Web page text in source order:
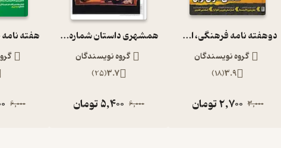
دوهفته نامه فرهنگی، اجتماعی دانستنیها شماره 215
گروه نویسندگان
3.9
(
18
)
3,000
2,700تومان
همشهری داستان شماره 93
گروه نویسندگان
3.7
(
25
)
6,000
5,400تومان 6,000